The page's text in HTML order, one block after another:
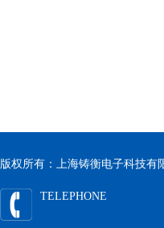
版权所有：上海铸衡电子科技有
TELEPHONE